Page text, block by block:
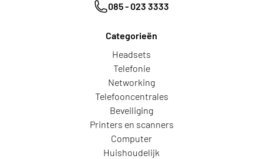
085 - 023 3333
Categorieën
Headsets
Telefonie
Networking
Telefooncentrales
Beveiliging
Printers en scanners
Computer
Huishoudelijk